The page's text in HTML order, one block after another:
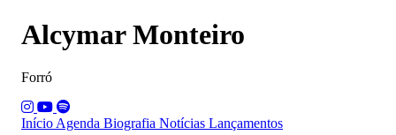
Alcymar Monteiro
Forró
Início Agenda Biografia Notícias Lançamentos